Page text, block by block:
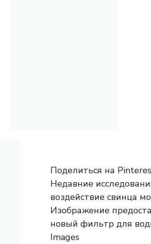
Поделиться на
Недавние
воздействие свинца
Изображение
новый фильтр для
Images